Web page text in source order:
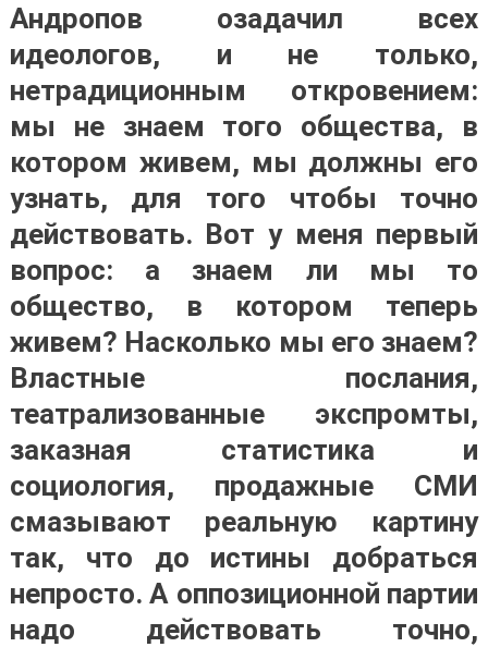
Андропов озадачил всех
идеологов, и не только,
нетрадиционным откровением:
мы не знаем того общества, в
котором живем, мы должны его
узнать, для того чтобы точно
действовать. Вот у меня первый
вопрос: а знаем ли мы то
общество, в котором теперь
живем? Насколько мы его знаем?
Властные послания,
театрализованные экспромты,
заказная статистика и
социология, продажные СМИ
смазывают реальную картину
так, что до истины добраться
непросто. А оппозиционной партии
надо действовать точно,